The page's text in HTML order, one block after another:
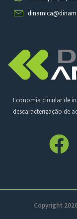
Economia circular de
descaracterização de
Copyright